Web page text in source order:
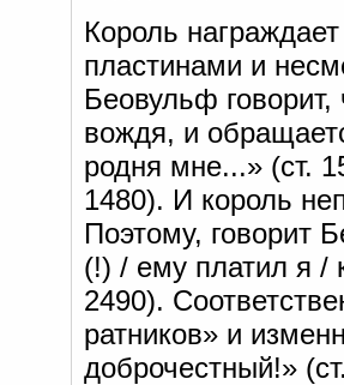
Король
пластинами и
Беовульф говорит,
вождя, и
родня мне...» (ст.
1480). И король
Поэтому, говорит
(!) / ему платил я /
2490).
ратников» и
доброчестный!»